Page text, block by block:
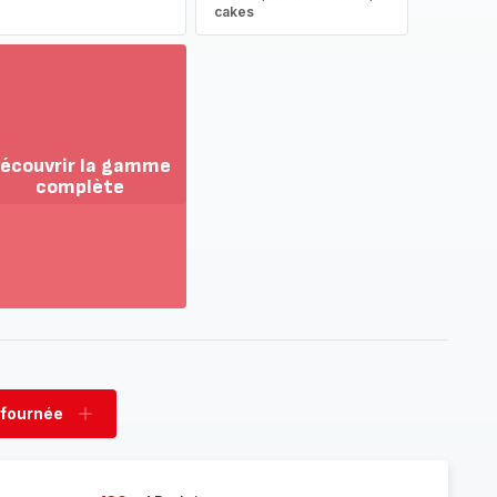
cakes
la gamme
complète
fournée
Ajouter